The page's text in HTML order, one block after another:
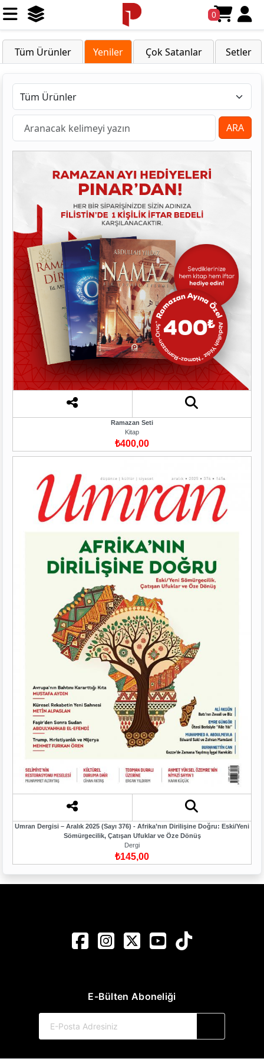
0
Tüm Ürünler Yeniler Çok Satanlar Setler
ARA
Ramazan Seti
Kitap
₺400,00
Umran Dergisi – Aralık 2025 (Sayı 376) - Afrika’nın Dirilişine Doğru: Eski/Yeni
Sömürgecilik, Çatışan Ufuklar ve Öze Dönüş
Dergi
₺145,00
E-Bülten Aboneliği